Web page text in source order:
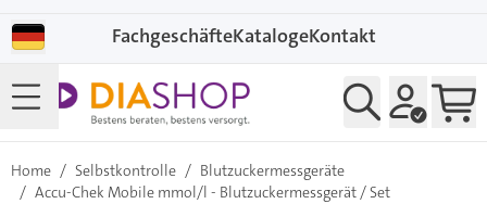
FachgeschäfteKatalogeKontakt
Home / Selbstkontrolle / Blutzuckermessgeräte
/ Accu-Chek Mobile mmol/l - Blutzuckermessgerät / Set